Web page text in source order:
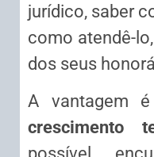
jurídico, saber
como atendê-
dos seus
A vantagem
crescimento